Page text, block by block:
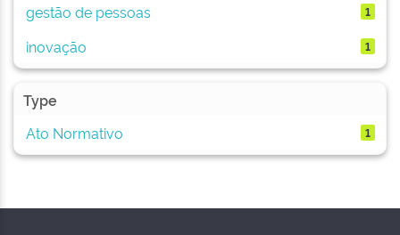
gestão de pessoas 1
inovação 1
Type
Ato Normativo
1